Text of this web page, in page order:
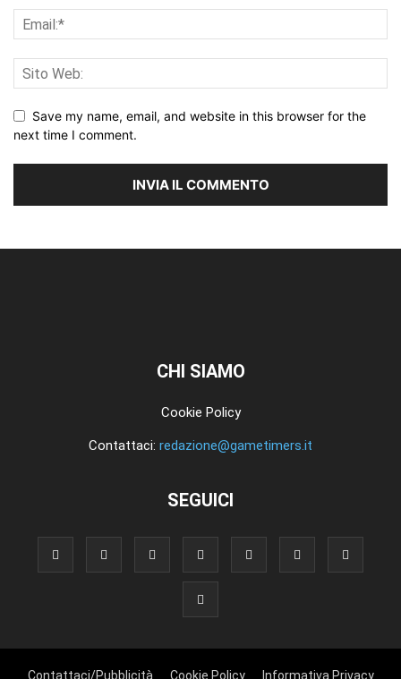
Save my name, email, and website in this browser for the
next time I comment.
CHI SIAMO
Cookie Policy
Contattaci: redazione@gametimers.it
SEGUICI
Contattaci/Pubblicità Cookie Policy Informativa Privacy